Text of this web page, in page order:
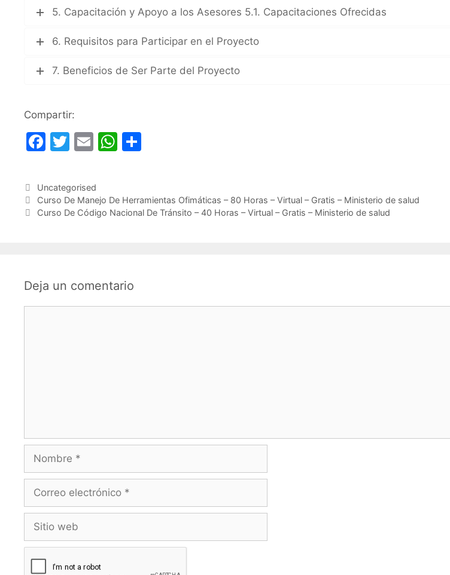
5. Capacitación y Apoyo a los Asesores 5.1. Capacitaciones Ofrecidas
6. Requisitos para Participar en el Proyecto
7. Beneficios de Ser Parte del Proyecto
Compartir:
F
c
e
b
T
itt
er
E
ai
l
W
s
A
p
ar
Categorías
Uncategorised
Curso De Manejo De Herramientas Ofimáticas – 80 Horas – Virtual – Gratis – Ministerio de salud
Curso De Código Nacional De Tránsito – 40 Horas – Virtual – Gratis – Ministerio de salud
Deja un comentario
electrónico
web